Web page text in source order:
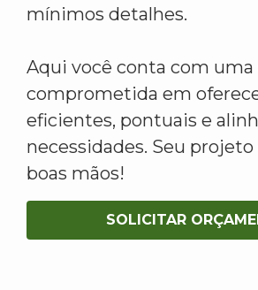
mínimos detalhes.
Aqui você conta com
comprometida em
eficientes, pontuais e
necessidades. Seu
boas mãos!
SOLICITAR